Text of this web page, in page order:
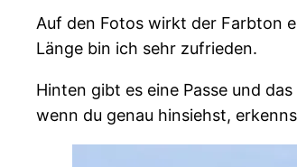
Auf den Fotos wirkt der Farbton
Länge bin ich sehr zufrieden.
Hinten gibt es eine Passe und
wenn du genau hinsiehst,